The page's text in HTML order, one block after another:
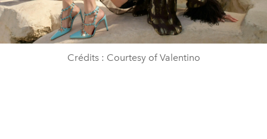
Crédits : Courtesy of Valentino